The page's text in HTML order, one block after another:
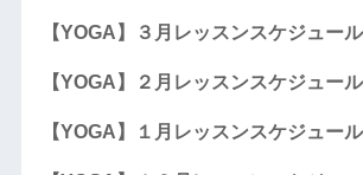
【YOGA】３月レッスンスケジュール
【YOGA】２月レッスンスケジュール
【YOGA】１月レッスンスケジュール